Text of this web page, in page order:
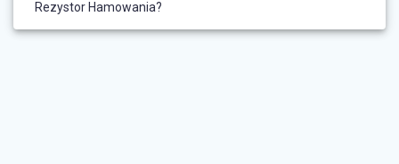
Rezystor Hamowania?